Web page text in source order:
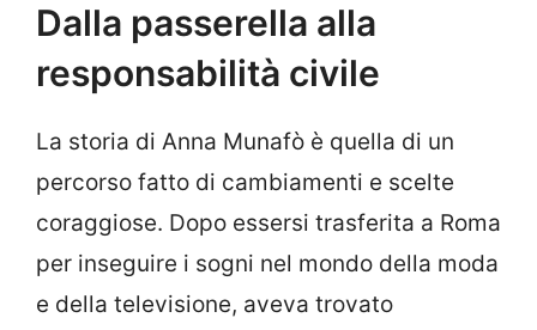
Dalla passerella alla
responsabilità civile
La storia di Anna Munafò è quella di un
percorso fatto di cambiamenti e scelte
coraggiose. Dopo essersi trasferita a Roma
per inseguire i sogni nel mondo della moda
e della televisione, aveva trovato